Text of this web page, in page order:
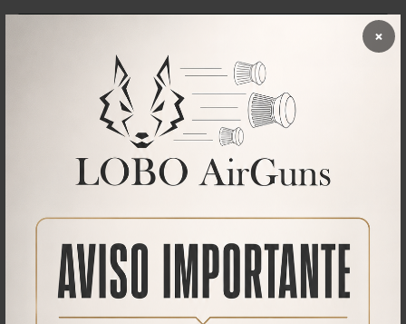
×
Este kit esta pensado para pasar de Hound a Hound Larga
obteniendo así un cañón de mayor longitud.
El kit se compone de:
Cañón de 600 mm de longitud en el calibre seleccionado.
Enfundado del cañón con su rosca final de 1/2 UNF
Aguja introductora en el calibre seleccionado
La operación de cambio de calibre se puede realizar con un juego de
llaves Allen.
Proporcionamos una pequeña guía para su referencia.